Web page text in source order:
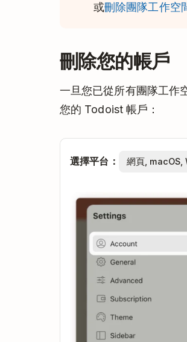
或刪除團隊工作空
刪除您的帳戶
一旦您已從所有團隊工作
您的 Todoist 帳戶：
選擇平台：